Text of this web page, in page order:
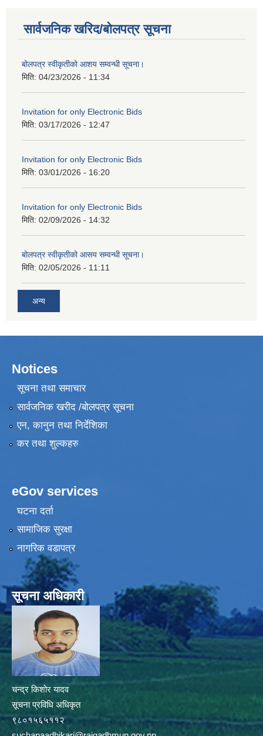
सार्वजनिक खरिद/बोलपत्र सूचना
बोलपत्र स्वीकृतीको आशय सम्वन्धी सूचना।
मिति: 04/23/2026 - 11:34
Invitation for only Electronic Bids
मिति: 03/17/2026 - 12:47
Invitation for only Electronic Bids
मिति: 03/01/2026 - 16:20
Invitation for only Electronic Bids
मिति: 02/09/2026 - 14:32
बोलपत्र स्वीकृतीको आसय सम्वन्धी सूचना।
मिति: 02/05/2026 - 11:11
अन्य
Notices
सूचना तथा समाचार
सार्वजनिक खरीद /बोलपत्र सूचना
एन, कानुन तथा निर्देशिका
कर तथा शुल्कहरु
eGov services
घटना दर्ता
सामाजिक सुरक्षा
नागरिक वडापत्र
सूचना अधिकारी
चन्द्र किशोर यादव
सूचना प्रविधि अधिकृत
९८०१५६५११२